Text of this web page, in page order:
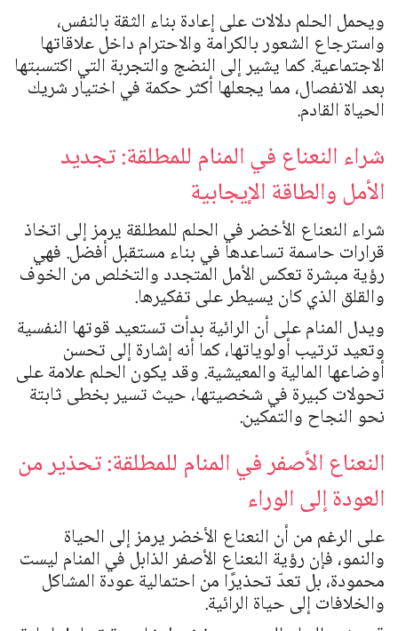
ويحمل الحلم دلالات على إعادة بناء الثقة بالنفس،
واسترجاع الشعور بالكرامة والاحترام داخل علاقاتها
الاجتماعية. كما يشير إلى النضج والتجربة التي اكتسبتها
بعد الانفصال، مما يجعلها أكثر حكمة في اختيار شريك
الحياة القادم.
شراء النعناع في المنام للمطلقة: تجديد
الأمل والطاقة الإيجابية
شراء النعناع الأخضر في الحلم للمطلقة يرمز إلى اتخاذ
قرارات حاسمة تساعدها في بناء مستقبل أفضل. فهي
رؤية مبشرة تعكس الأمل المتجدد والتخلص من الخوف
والقلق الذي كان يسيطر على تفكيرها.
ويدل المنام على أن الرائية بدأت تستعيد قوتها النفسية
وتعيد ترتيب أولوياتها، كما أنه إشارة إلى تحسن
أوضاعها المالية والمعيشية. وقد يكون الحلم علامة على
تحولات كبيرة في شخصيتها، حيث تسير بخطى ثابتة
نحو النجاح والتمكين.
النعناع الأصفر في المنام للمطلقة: تحذير من
العودة إلى الوراء
على الرغم من أن النعناع الأخضر يرمز إلى الحياة
والنمو، فإن رؤية النعناع الأصفر الذابل في المنام ليست
محمودة، بل تعدّ تحذيرًا من احتمالية عودة المشاكل
والخلافات إلى حياة الرائية.